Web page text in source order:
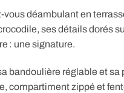
vous déambulant en
ses détails dorés
: une signature.
bandoulière réglable et
compartiment zippé et